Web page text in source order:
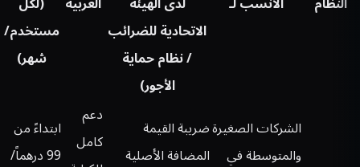
الاتحادية للضرائب
/ نظام حماية
الأجور)
مستخدم/
شهر)
الشركات الصغيرة
والمتوسطة في
ضريبة القيمة
المضافة الأصلية
دعم
كامل ابتداءً من
99 درهماً/